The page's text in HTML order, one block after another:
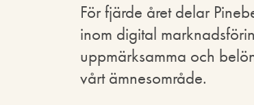
För fjärde året delar
inom digital
uppmärksamma och
vårt ämnesområde.